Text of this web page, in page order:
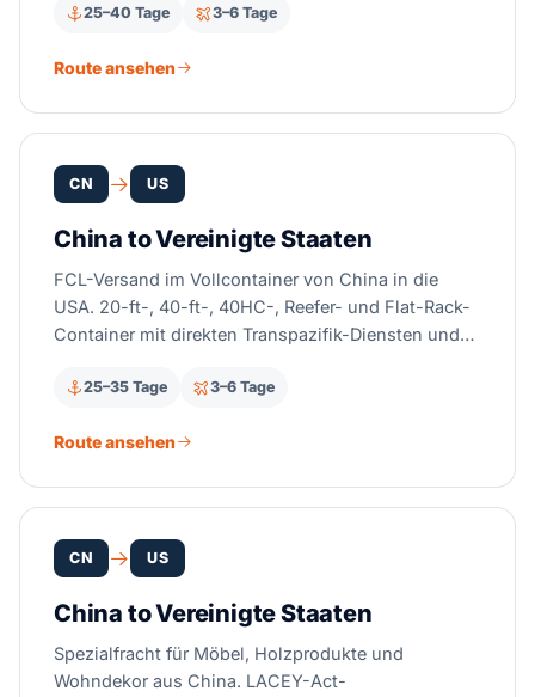
und Zollabwicklung.
25–40 Tage 3–6 Tage
Route ansehen
CN US
China to Vereinigte Staaten
FCL-Versand im Vollcontainer von China in die
USA. 20-ft-, 40-ft-, 40HC-, Reefer- und Flat-Rack-
Container mit direkten Transpazifik-Diensten und
25–35 Tage 3–6 Tage
Route ansehen
CN US
China to Vereinigte Staaten
Spezialfracht für Möbel, Holzprodukte und
Wohndekor aus China. LACEY-Act-